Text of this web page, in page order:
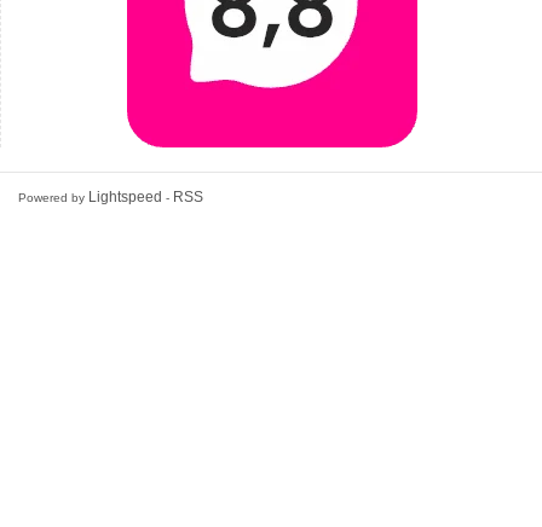
Powered by Lightspeed - RSS